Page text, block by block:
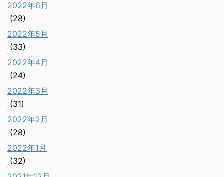
2022年6月
(28)
2022年5月
(33)
2022年4月
(24)
2022年3月
(31)
2022年2月
(28)
2022年1月
(32)